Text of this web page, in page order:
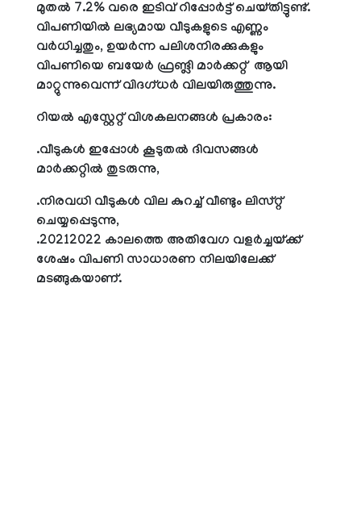
മുതല്‍ 7.2% വരെ ഇടിവ് റിപ്പോര്‍ട്ട് ചെയ്തിട്ടുണ്ട്.
വിപണിയില്‍ ലഭ്യമായ വീടുകളുടെ എണ്ണം
വര്‍ധിച്ചതും, ഉയര്‍ന്ന പലിശനിരക്കുകളും
വിപണിയെ ബയേര്‍ ഫ്രണ്ട്ലി മാര്‍ക്കറ്റ് ആയി
മാറ്റുന്നുവെന്ന് വിദഗ്ധര്‍ വിലയിരുത്തുന്നു.
റിയല്‍ എസ്റ്റേറ്റ് വിശകലനങ്ങള്‍ പ്രകാരം:
.വീടുകള്‍ ഇപ്പോള്‍ കൂടുതല്‍ ദിവസങ്ങള്‍
മാര്‍ക്കറ്റില്‍ തുടരുന്നു,
.നിരവധി വീടുകള്‍ വില കുറച്ച് വീണ്ടും ലിസ്റ്റ്
ചെയ്യപ്പെടുന്നു,
.20212022 കാലത്തെ അതിവേഗ വളര്‍ച്ചയ്ക്ക്
ശേഷം വിപണി സാധാരണ നിലയിലേക്ക്
മടങ്ങുകയാണ്.